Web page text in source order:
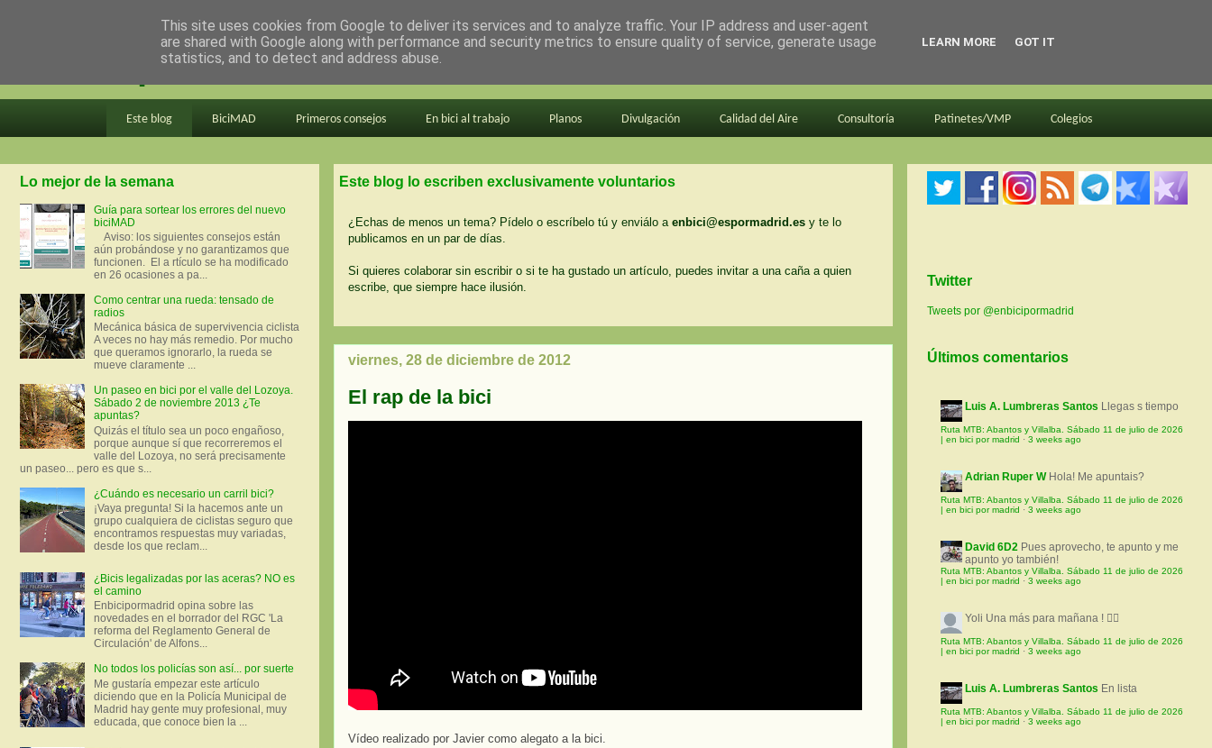
en bici por madrid
Este blog BiciMAD Primeros consejos En bici al trabajo Planos Divulgación Calidad del Aire Consultoría Patinetes/VMP Colegios
Este blog lo escriben exclusivamente voluntarios
¿Echas de menos un tema? Pídelo o escríbelo tú y enviálo a enbici@espormadrid.es y te lo
publicamos en un par de días.
Si quieres colaborar sin escribir o si te ha gustado un artículo, puedes invitar a una caña a quien
escribe, que siempre hace ilusión.
viernes, 28 de diciembre de 2012
El rap de la bici
Vídeo realizado por Javier como alegato a la bici.
Lo mejor de la semana
Guía para sortear los errores del nuevo
biciMAD
Aviso: los siguientes consejos están
aún probándose y no garantizamos que
funcionen. El a rtículo se ha modificado
en 26 ocasiones a pa...
Como centrar una rueda: tensado de
radios
Mecánica básica de supervivencia ciclista
A veces no hay más remedio. Por mucho
que queramos ignorarlo, la rueda se
mueve claramente ...
Un paseo en bici por el valle del Lozoya.
Sábado 2 de noviembre 2013 ¿Te
apuntas?
Quizás el título sea un poco engañoso,
porque aunque sí que recorreremos el
valle del Lozoya, no será precisamente
un paseo... pero es que s...
¿Cuándo es necesario un carril bici?
¡Vaya pregunta! Si la hacemos ante un
grupo cualquiera de ciclistas seguro que
encontramos respuestas muy variadas,
desde los que reclam...
¿Bicis legalizadas por las aceras? NO es
el camino
Enbicipormadrid opina sobre las
novedades en el borrador del RGC 'La
reforma del Reglamento General de
Circulación' de Alfons...
No todos los policías son así... por suerte
Me gustaría empezar este artículo
diciendo que en la Policía Municipal de
Madrid hay gente muy profesional, muy
educada, que conoce bien la ...
Twitter
Tweets por @enbicipormadrid
Últimos comentarios
Luis A. Lumbreras Santos Llegas s tiempo
Ruta MTB: Abantos y Villalba. Sábado 11 de julio de 2026
| en bici por madrid · 3 weeks ago
Adrian Ruper W Hola! Me apuntais?
Ruta MTB: Abantos y Villalba. Sábado 11 de julio de 2026
| en bici por madrid · 3 weeks ago
David 6D2 Pues aprovecho, te apunto y me
apunto yo también!
Ruta MTB: Abantos y Villalba. Sábado 11 de julio de 2026
| en bici por madrid · 3 weeks ago
Yoli Una más para mañana ! 🚵‍♀️
Ruta MTB: Abantos y Villalba. Sábado 11 de julio de 2026
| en bici por madrid · 3 weeks ago
Luis A. Lumbreras Santos En lista
Ruta MTB: Abantos y Villalba. Sábado 11 de julio de 2026
| en bici por madrid · 3 weeks ago
This site uses cookies from Google to deliver its services and to analyze traffic. Your IP address and user-agent
are shared with Google along with performance and security metrics to ensure quality of service, generate usage
statistics, and to detect and address abuse.
LEARN MORE GOT IT